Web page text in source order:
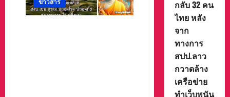
ข่าวสาร
กลับ 32 คน
ไทย หลัง
จาก
ทางการ
สปป.ลาว
กวาดล้าง
เครือข่าย
ทำเว็บพนัน